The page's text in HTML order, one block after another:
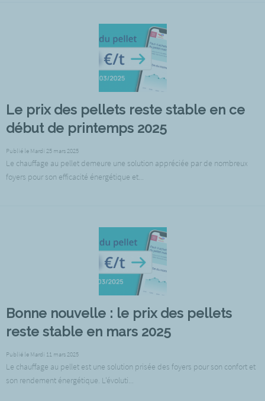
Le prix des pellets reste stable en ce
début de printemps 2025
Publié le Mardi 25 mars 2025
Le chauffage au pellet demeure une solution appréciée par de nombreux
foyers pour son efficacité énergétique et...
Bonne nouvelle : le prix des pellets
reste stable en mars 2025
Publié le Mardi 11 mars 2025
Le chauffage au pellet est une solution prisée des foyers pour son confort et
son rendement énergétique. L'évoluti...